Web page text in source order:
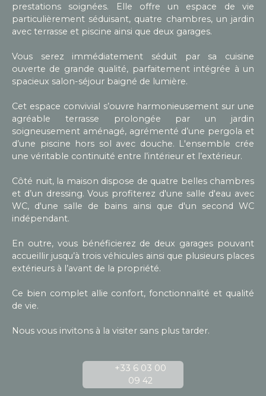
prestations soignées. Elle offre un espace de vie
particulièrement séduisant, quatre chambres, un jardin
avec terrasse et piscine ainsi que deux garages.
Vous serez immédiatement séduit par sa cuisine
ouverte de grande qualité, parfaitement intégrée à un
spacieux salon-séjour baigné de lumière.
Cet espace convivial s’ouvre harmonieusement sur une
agréable terrasse prolongée par un jardin
soigneusement aménagé, agrémenté d’une pergola et
d’une piscine hors sol avec douche. L'ensemble crée
une véritable continuité entre l’intérieur et l’extérieur.
Côté nuit, la maison dispose de quatre belles chambres
et d’un dressing. Vous profiterez d'une salle d'eau avec
WC, d'une salle de bains ainsi que d'un second WC
indépendant.
En outre, vous bénéficierez de deux garages pouvant
accueillir jusqu’à trois véhicules ainsi que plusieurs places
extérieurs à l’avant de la propriété.
Ce bien complet allie confort, fonctionnalité et qualité
de vie.
Nous vous invitons à la visiter sans plus tarder.
+33 6 03 00
09 42